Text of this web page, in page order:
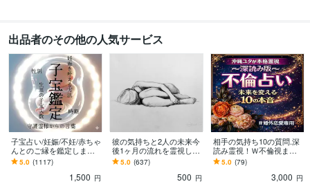
出品者のその他の人気サービス
子宝占い/妊娠/不妊/赤ちゃ
んとのご縁を鑑定します
【5質問!リニューアル開
始】ママになるあなたを
5.0 (1117)
1,500 円
彼の気持ちと2人の未来今
後1ヶ月の流れを霊視しま
す 待つか？動くか？状況
を好転させる鑑定/不倫/復
5.0 (637)
500 円
相手の気持ち10の質問.深
読み霊視！Ｗ不倫視ます
不倫占い/奥様との関係/複
雑恋愛/本気の恋/ツインレ
5.0 (79)
3,000 円